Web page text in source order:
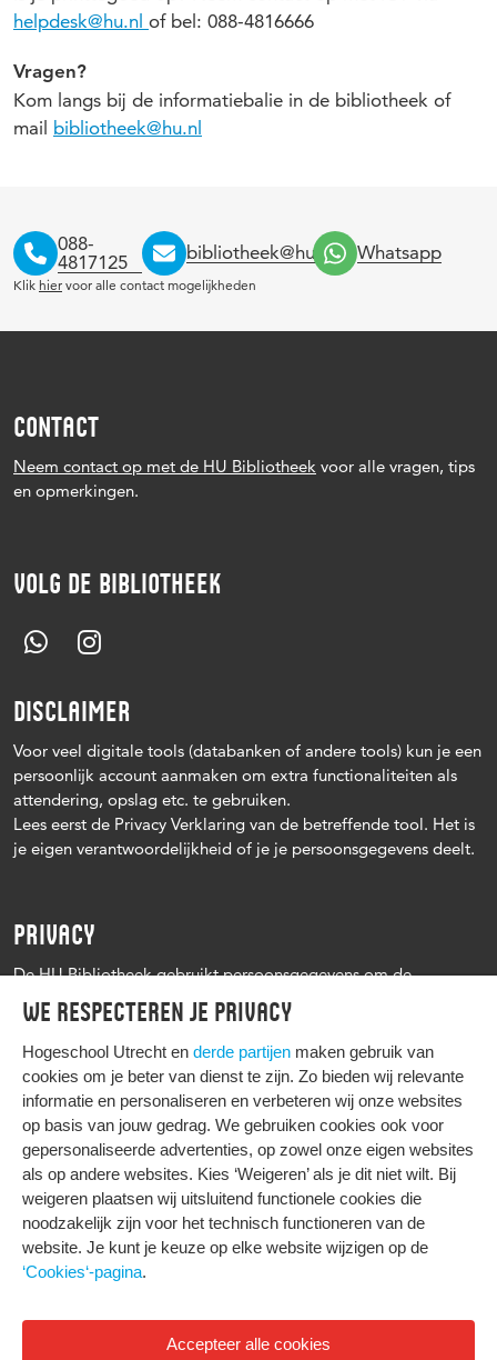
We respecteren je privacy
Hogeschool Utrecht en derde partijen maken gebruik van
cookies om je beter van dienst te zijn. Zo bieden wij relevante
informatie en personaliseren en verbeteren wij onze websites
op basis van jouw gedrag. We gebruiken cookies ook voor
gepersonaliseerde advertenties, op zowel onze eigen websites
als op andere websites. Kies ‘Weigeren’ als je dit niet wilt. Bij
weigeren plaatsen wij uitsluitend functionele cookies die
noodzakelijk zijn voor het technisch functioneren van de
website. Je kunt je keuze op elke website wijzigen op de
‘Cookies‘-pagina.
Accepteer alle cookies
helpdesk@hu.nl of bel: 088-4816666
Vragen?
Kom langs bij de informatiebalie in de bibliotheek of
mail bibliotheek@hu.nl
088-
4817125
bibliotheek@hu.nl Whatsapp
Klik hier voor alle contact mogelijkheden
CONTACT
Neem contact op met de HU Bibliotheek voor alle vragen, tips
en opmerkingen.
VOLG DE BIBLIOTHEEK
DISCLAIMER
Voor veel digitale tools (databanken of andere tools) kun je een
persoonlijk account aanmaken om extra functionaliteiten als
attendering, opslag etc. te gebruiken.
Lees eerst de Privacy Verklaring van de betreffende tool. Het is
je eigen verantwoordelijkheid of je je persoonsgegevens deelt.
PRIVACY
De HU Bibliotheek gebruikt persoonsgegevens om de
leenprocedure te kunnen uitvoeren, onder andere voor het
versturen van herinneringen en informatie over reserveringen.
Zie verder het Privacy statement Hogeschool Utrecht
HIER KOMT ALLES SAMEN
Privacy
Cookies